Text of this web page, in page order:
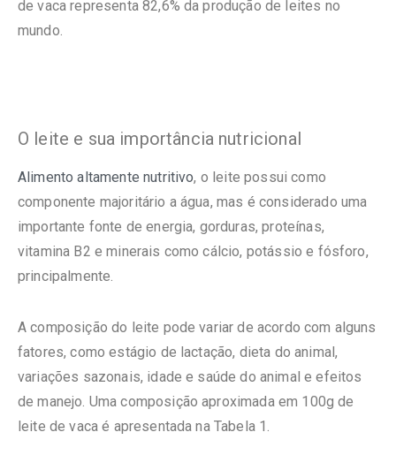
de vaca representa 82,6% da produção de leites no
mundo.
O leite e sua importância nutricional
Alimento altamente nutritivo, o leite possui como
componente majoritário a água, mas é considerado uma
importante fonte de energia, gorduras, proteínas,
vitamina B2 e minerais como cálcio, potássio e fósforo,
principalmente.
A composição do leite pode variar de acordo com alguns
fatores, como estágio de lactação, dieta do animal,
variações sazonais, idade e saúde do animal e efeitos
de manejo. Uma composição aproximada em 100g de
leite de vaca é apresentada na Tabela 1.